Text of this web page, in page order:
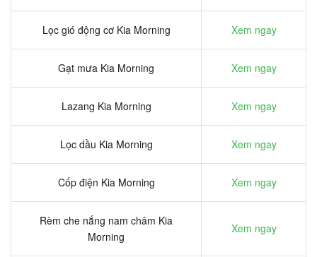
Lọc gió động cơ Kia Morning Xem ngay
Gạt mưa Kia Morning Xem ngay
Lazang Kia Morning Xem ngay
Lọc dầu Kia Morning Xem ngay
Cốp điện Kia Morning Xem ngay
Rèm che nắng nam châm Kia
Morning
Xem ngay